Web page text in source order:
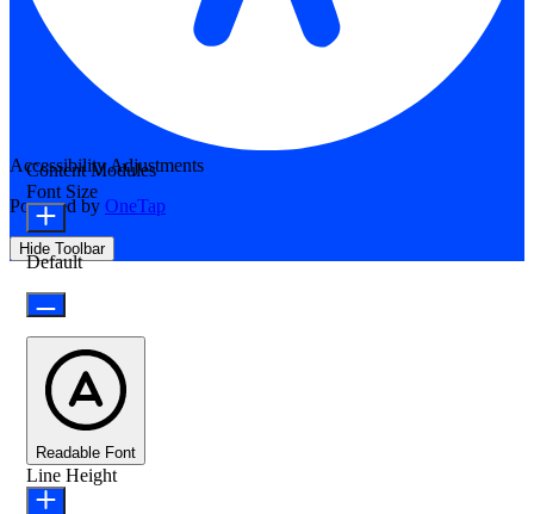
Accessibility Adjustments
Powered by OneTap
Hide Toolbar
Content Modules
Font Size
Default
Readable Font
Line Height